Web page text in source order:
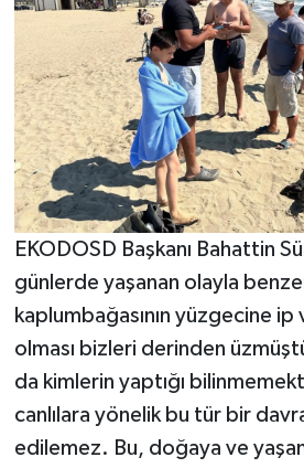
EKODOSD Başkanı Bahattin
günlerde yaşanan olayla
kaplumbağasının yüzgecine ip
olması bizleri derinden
da kimlerin yaptığı
canlılara yönelik bu tür bir
edilemez. Bu, doğaya ve